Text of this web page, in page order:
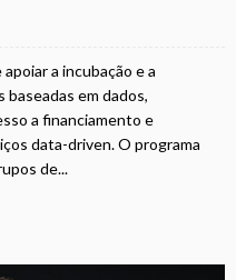
a incubação e a
em dados,
a financiamento e
data-driven. O programa
de...